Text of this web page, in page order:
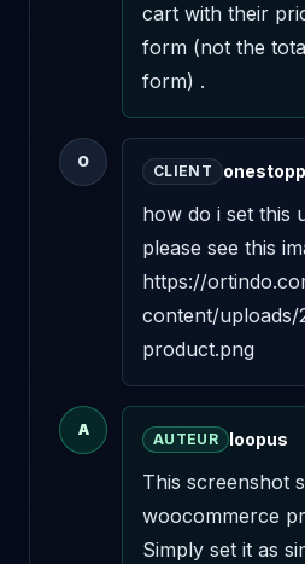
cart with their
form (not the
form) .
O
CLIENT
how do i set this
please see this
https://
content/uploads/
product.png
A
AUTEUR loopus
This screenshot
woocommerce
Simply set it as